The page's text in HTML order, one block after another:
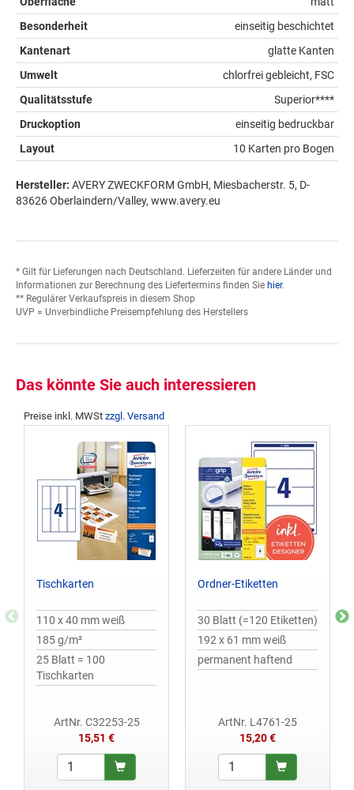
Besonderheit
einseitig beschichtet
Kantenart
glatte Kanten
Umwelt
chlorfrei gebleicht, FSC
Qualitätsstufe
Superior****
Druckoption
einseitig bedruckbar
Layout
10 Karten pro Bogen
Hersteller: AVERY ZWECKFORM GmbH, Miesbacherstr. 5, D-
83626 Oberlaindern/Valley, www.avery.eu
* Gilt für Lieferungen nach Deutschland. Lieferzeiten für andere Länder und
Informationen zur Berechnung des Liefertermins finden Sie hier.
** Regulärer Verkaufspreis in diesem Shop
UVP = Unverbindliche Preisempfehlung des Herstellers
Das könnte Sie auch interessieren
Preise inkl. MWSt zzgl. Versand
Tischkarten
110 x 40 mm weiß
185 g/m²
25 Blatt = 100
Tischkarten
ArtNr. C32253-25
15,51 €
Ordner-Etiketten
30 Blatt (=120 Etiketten)
192 x 61 mm weiß
permanent haftend
ArtNr. L4761-25
15,20 €